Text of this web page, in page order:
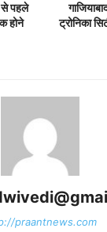
से पहले
होने
ट्रोनिका
praantnews.com